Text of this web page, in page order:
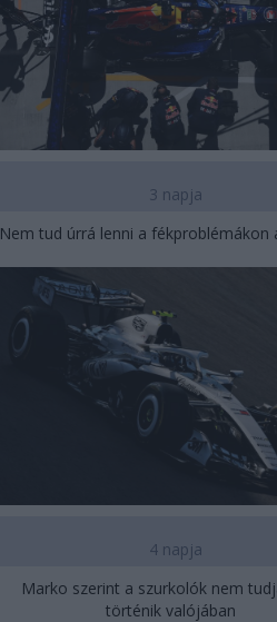
3 napja
Nem tud úrrá lenni a fékproblémákon
4 napja
Marko szerint a szurkolók nem
történik valójában